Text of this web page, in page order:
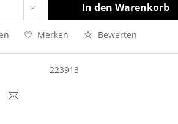
In den Warenkorb
Merken Bewerten
223913